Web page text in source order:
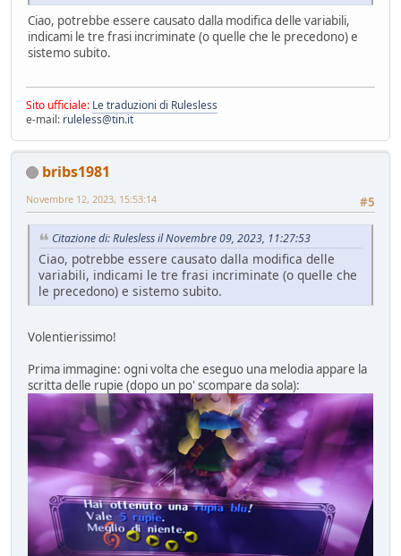
Ciao, potrebbe essere causato dalla modifica delle variabili,
indicami le tre frasi incriminate (o quelle che le precedono) e
sistemo subito.
Sito ufficiale: Le traduzioni di Rulesless
e-mail: ruleless@tin.it
bribs1981
#5
Novembre 12, 2023, 15:53:14
Citazione di: Rulesless il Novembre 09, 2023, 11:27:53
Ciao, potrebbe essere causato dalla modifica delle
variabili, indicami le tre frasi incriminate (o quelle che
le precedono) e sistemo subito.
Volentierissimo!
Prima immagine: ogni volta che eseguo una melodia appare la
scritta delle rupie (dopo un po' scompare da sola):